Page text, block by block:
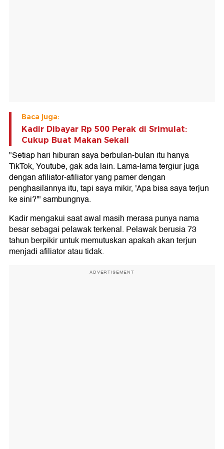
Baca juga:
Kadir Dibayar Rp 500 Perak di Srimulat:
Cukup Buat Makan Sekali
"Setiap hari hiburan saya berbulan-bulan itu hanya
TikTok, Youtube, gak ada lain. Lama-lama tergiur juga
dengan afiliator-afiliator yang pamer dengan
penghasilannya itu, tapi saya mikir, 'Apa bisa saya terjun
ke sini?'" sambungnya.
Kadir mengakui saat awal masih merasa punya nama
besar sebagai pelawak terkenal. Pelawak berusia 73
tahun berpikir untuk memutuskan apakah akan terjun
menjadi afiliator atau tidak.
ADVERTISEMENT